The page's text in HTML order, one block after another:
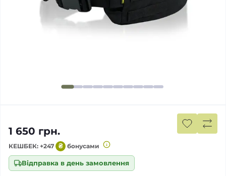
Відправка в день замовлення
1 650 грн.
КЕШБЕК: +247 ₴ бонусами